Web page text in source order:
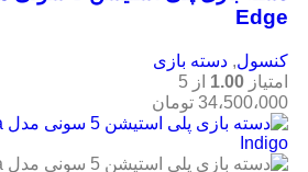
Edge
کنسول, دسته بازی
امتیاز 1.00 از 5
34،500،000 تومان